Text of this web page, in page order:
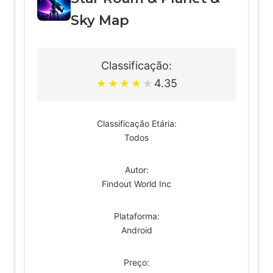
Sky Map
Classificação:
★ ★ ★ ★ ★ 4.35
Classificação Etária:
Todos
Autor:
Findout World Inc
Plataforma:
Android
Preço: